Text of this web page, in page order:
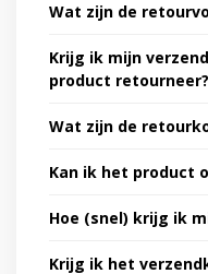
Wat zijn de
Krijg ik mijn
product retourneer?
Wat zijn de
Kan ik het product
Hoe (snel) krijg ik
Krijg ik het